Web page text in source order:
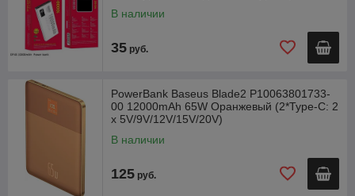
В наличии
35 руб.
PowerBank Baseus Blade2 P10063801733-
00 12000mAh 65W Оранжевый (2*Type-C: 2
x 5V/9V/12V/15V/20V)
В наличии
125 руб.